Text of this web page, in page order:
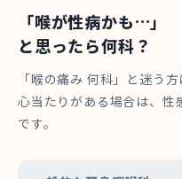
「喉が性病かも…」
と思ったら何科？
「喉の痛み 何科」と迷う
心当たりがある場合は、性
です。